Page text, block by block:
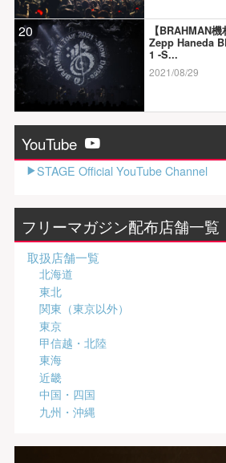
20
【BRAHMAN
Zepp Haneda
1 -S...
2021/08/29
YouTube
STAGE Official YouTube Channel
フリーマガジン配布店舗一覧
取扱店舗一覧
北海道
東北
関東（東京以外）
東京
甲信越・北陸
東海
近畿
中国・四国
九州・沖縄